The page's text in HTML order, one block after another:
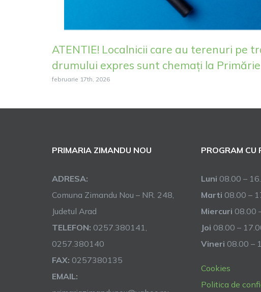
ATENTIE! Localnicii care au terenuri pe
drumului expres sunt chemați la Primărie
februarie 17th, 2026
PRIMARIA ZIMANDU NOU
ADRESA:
Comuna Zimandu Nou – NR. 248,
Judetul Arad
TELEFON: 0257.380141,
0257.380140
FAX: 0257380135
EMAIL:
PROGRAM CU
Luni 08.00 –
Marti 08.00 –
Miercuri 08.00
Joi 08.00 –
Vineri 08.00 –
Cookies
Politica de